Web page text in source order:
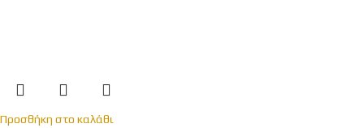
Προσθήκη στο καλάθι